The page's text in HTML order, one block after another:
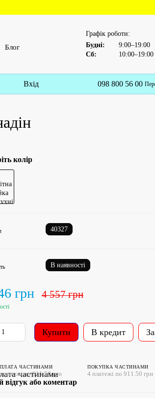
Блог
Графік роботи:
Будні:
9:00–19:00
Сб:
10:00–19:00
Вхід 098 800 56 00
колір
40327
В наявності
грн 4 557 грн
Купити В кредит
ЧАСТИНАМИ
по 911.50 грн
ПОКУПКА ЧАСТИНАМИ
4 платежі по 911.50 грн
відгук або коментар